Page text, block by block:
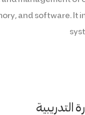
and software. It